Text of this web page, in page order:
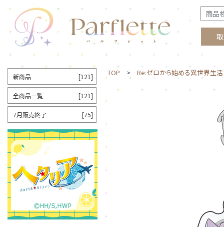
TOP > Re:ゼロから始める異世界生活
新商品 [121]
全商品一覧 [121]
7月販売終了 [75]